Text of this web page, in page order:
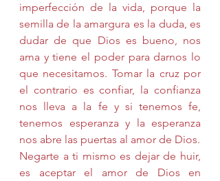
imperfección de la vida, porque la
semilla de la amargura es la duda, es
dudar de que Dios es bueno, nos
ama y tiene el poder para darnos lo
que necesitamos. Tomar la cruz por
el contrario es confiar, la confianza
nos lleva a la fe y si tenemos fe,
tenemos esperanza y la esperanza
nos abre las puertas al amor de Dios.
Negarte a ti mismo es dejar de huir,
es aceptar el amor de Dios en